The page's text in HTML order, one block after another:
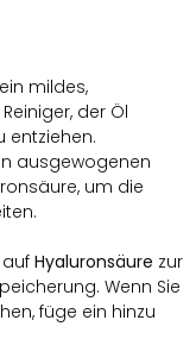
mildes,
der Öl
entziehen.
ausgewogenen
um die
Hyaluronsäure zur
Wenn Sie
füge ein hinzu